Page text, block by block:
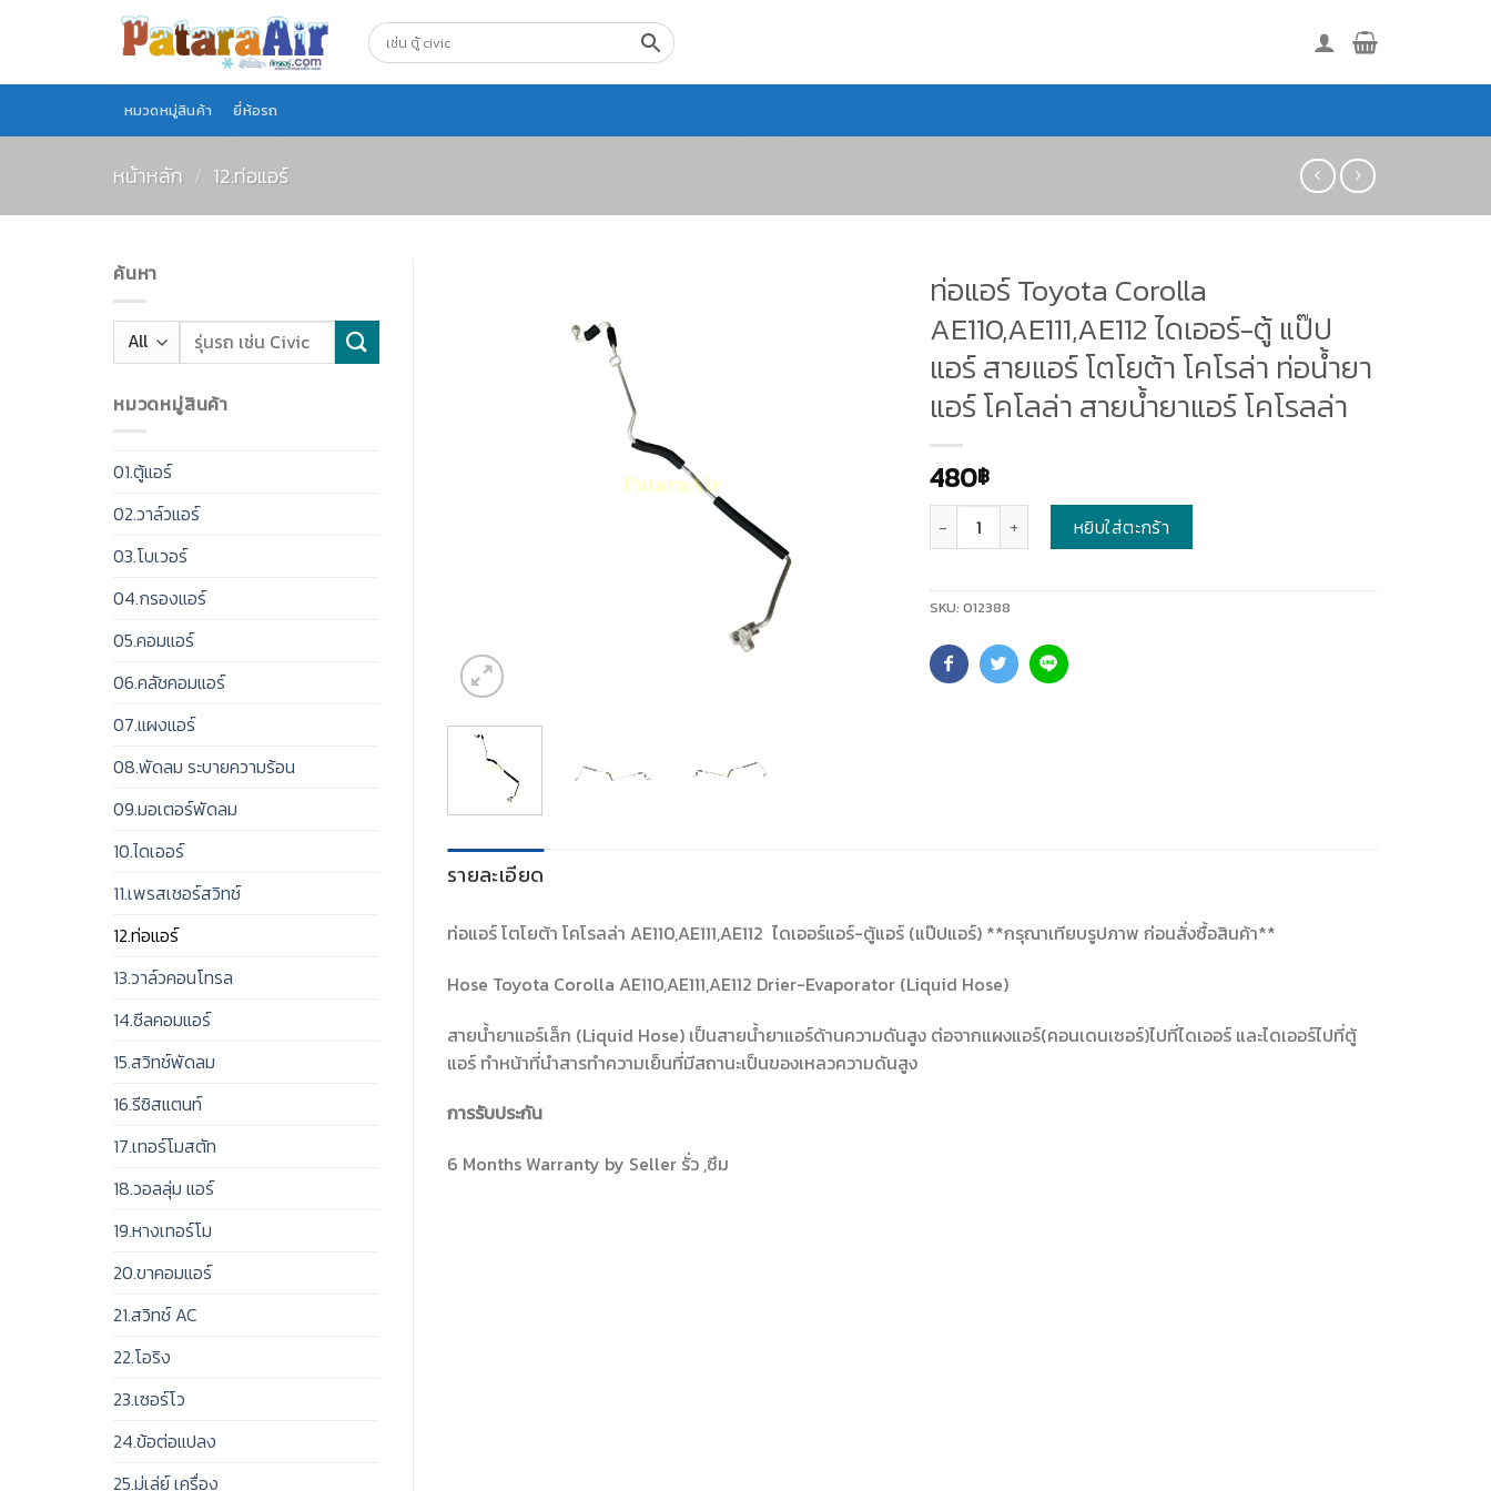
หมวดหมู่สินค้า ยี่ห้อรถ
หน้าหลัก / 12.ท่อแอร์
ค้นหา
หมวดหมู่สินค้า
01.ตู้แอร์
02.วาล์วแอร์
03.โบเวอร์
04.กรองแอร์
05.คอมแอร์
06.คลัชคอมแอร์
07.แผงแอร์
08.พัดลม ระบายความร้อน
09.มอเตอร์พัดลม
10.ไดเออร์
11.เพรสเชอร์สวิทช์
12.ท่อแอร์
13.วาล์วคอนโทรล
14.ซีลคอมแอร์
15.สวิทช์พัดลม
16.รีซิสแตนท์
17.เทอร์โมสตัท
18.วอลลุ่ม แอร์
19.หางเทอร์โม
20.ขาคอมแอร์
21.สวิทช์ AC
22.โอริง
23.เซอร์โว
24.ข้อต่อแปลง
25.มู่เล่ย์ เครื่อง
ท่อแอร์ Toyota Corolla
AE110,AE111,AE112 ไดเออร์-ตู้ แป๊ป
แอร์ สายแอร์ โตโยต้า โคโรล่า ท่อน้ำยา
แอร์ โคโลล่า สายน้ำยาแอร์ โคโรลล่า
480฿
หยิบใส่ตะกร้า
SKU: 012388
รายละเอียด
ท่อแอร์ โตโยต้า โคโรลล่า AE110,AE111,AE112 ไดเออร์แอร์-ตู้แอร์ (แป๊ปแอร์) **กรุณาเทียบรูปภาพ ก่อนสั่งซื้อสินค้า**
Hose Toyota Corolla AE110,AE111,AE112 Drier-Evaporator (Liquid Hose)
สายน้ำยาแอร์เล็ก (Liquid Hose) เป็นสายน้ำยาแอร์ด้านความดันสูง ต่อจากแผงแอร์(คอนเดนเซอร์)ไปที่ไดเออร์ และไดเออร์ไปที่ตู้
แอร์ ทำหน้าที่นำสารทำความเย็นที่มีสถานะเป็นของเหลวความดันสูง
การรับประกัน
6 Months Warranty by Seller รั่ว ,ซึม